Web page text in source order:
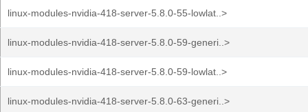
linux-modules-nvidia-418-server-5.8.0-55-lowlat..>
linux-modules-nvidia-418-server-5.8.0-59-generi..>
linux-modules-nvidia-418-server-5.8.0-59-lowlat..>
linux-modules-nvidia-418-server-5.8.0-63-generi..>